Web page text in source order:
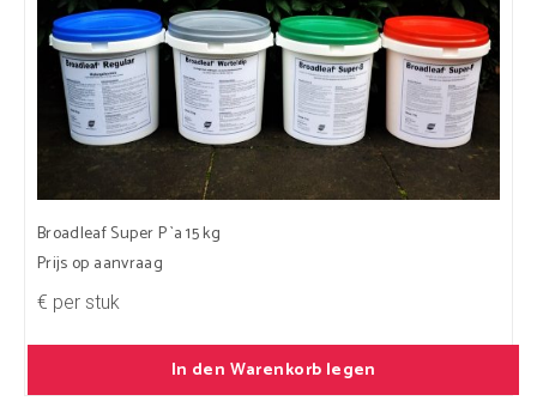
Broadleaf Super P `a 15 kg
Prijs op aanvraag
€ per stuk
In den Warenkorb legen